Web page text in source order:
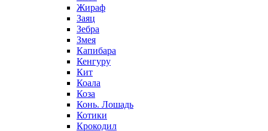
Жираф
Заяц
Зебра
Змея
Капибара
Кенгуру
Кит
Коала
Коза
Конь. Лошадь
Котики
Крокодил